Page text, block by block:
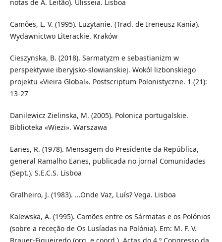
notas de A. Leitão). Ulisseia. Lisboa
Camões, L. V. (1995). Luzytanie. (Trad. de Ireneusz Kania).
Wydawnictwo Literackie. Kraków
Cieszynska, B. (2018). Sarmatyzm e sebastianizm w
perspektywie iberyjsko-slowianskiej. Wokól lizbonskiego
projektu «Vieira Global». Postscriptum Polonistyczne. 1 (21):
13-27
Danilewicz Zielinska, M. (2005). Polonica portugalskie.
Biblioteka «Wiezi». Warszawa
Eanes, R. (1978). Mensagem do Presidente da República,
general Ramalho Eanes, publicada no jornal Comunidades
(Sept.). S.E.C.S. Lisboa
Gralheiro, J. (1983). ...Onde Vaz, Luís? Vega. Lisboa
Kalewska, A. (1995). Camões entre os Sármatas e os Polónios
(sobre a receção de Os Lusíadas na Polónia). Em: M. F. V.
Brauer-Figueiredo (org. e coord.). Actas do 4.º Congresso da